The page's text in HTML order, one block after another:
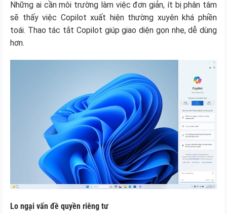
Những ai cần môi trường làm việc đơn giản, ít bị phân tâm
sẽ thấy việc Copilot xuất hiện thường xuyên khá phiền
toái. Thao tác tắt Copilot giúp giao diện gọn nhẹ, dễ dùng
hơn.
Lo ngại vấn đề quyền riêng tư